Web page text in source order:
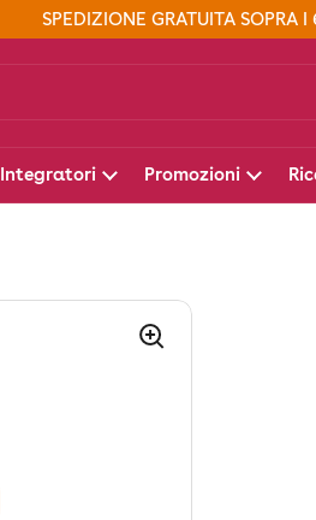
SPEDIZIONE GRATUITA SOPRA
Integratori Promozioni